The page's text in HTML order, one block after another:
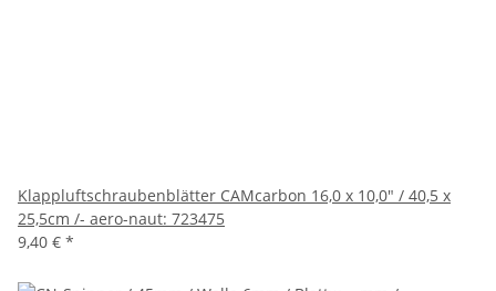
Klappluftschraubenblätter CAMcarbon 16,0 x 10,0" / 40,5 x
25,5cm /- aero-naut: 723475
9,40 € *